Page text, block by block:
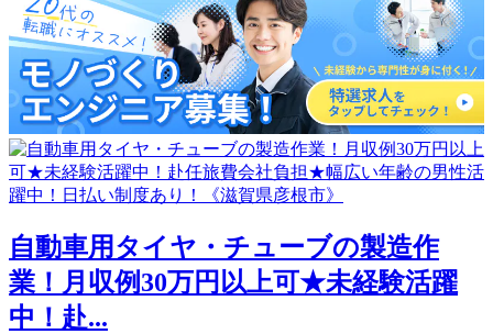
自動車用タイヤ・チューブの製造作
業！月収例30万円以上可★未経験活躍
中！赴...